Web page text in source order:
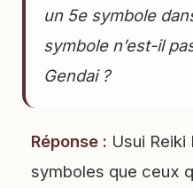
un 5e symbole
symbole n’est-il
Gendai ?
Réponse : Usui Reiki
symboles que ceux